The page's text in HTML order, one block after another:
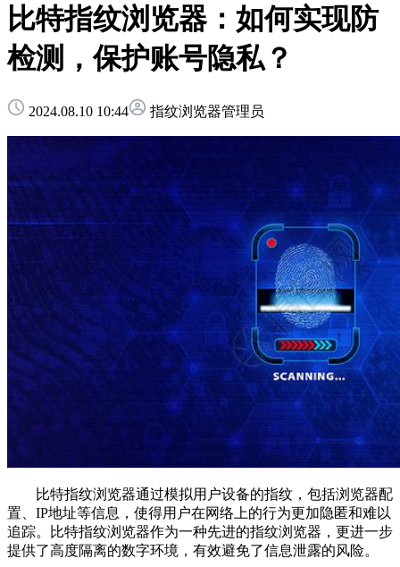
比特指纹浏览器：如何实现防
检测，保护账号隐私？
2024.08.10 10:44 指纹浏览器管理员
比特指纹浏览器通过模拟用户设备的指纹，包括浏览器配
置、IP地址等信息，使得用户在网络上的行为更加隐匿和难以
追踪。比特指纹浏览器作为一种先进的指纹浏览器，更进一步
提供了高度隔离的数字环境，有效避免了信息泄露的风险。